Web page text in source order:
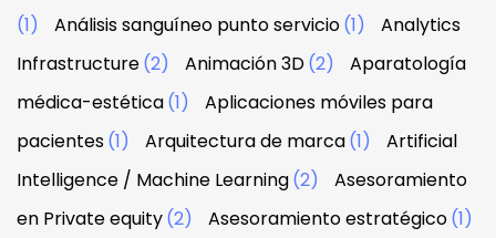
(1)
Análisis sanguíneo punto servicio(1)
Analytics
Infrastructure(2) Animación 3D(2)
Aparatología
médica-estética(1)
Aplicaciones móviles para
pacientes(1) Arquitectura de marca(1)
Artificial
Intelligence / Machine Learning(2)
Asesoramiento
en Private equity(2) Asesoramiento estratégico(1)